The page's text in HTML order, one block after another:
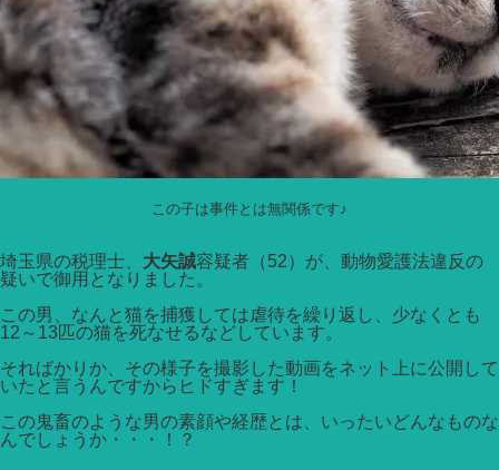
この子は事件とは無関係です♪
埼玉県の税理士、 大矢誠容疑者（52）が、動物愛護法違反の
疑いで御用となりました。
この男、なんと猫を捕獲しては虐待を繰り返し、少なくとも
12～13匹の猫を死なせるなどしています。
そればかりか、その様子を撮影した動画をネット上に公開して
いたと言うんですからヒドすぎます！
この鬼畜のような男の素顔や経歴とは、いったいどんなものな
んでしょうか・・・！？